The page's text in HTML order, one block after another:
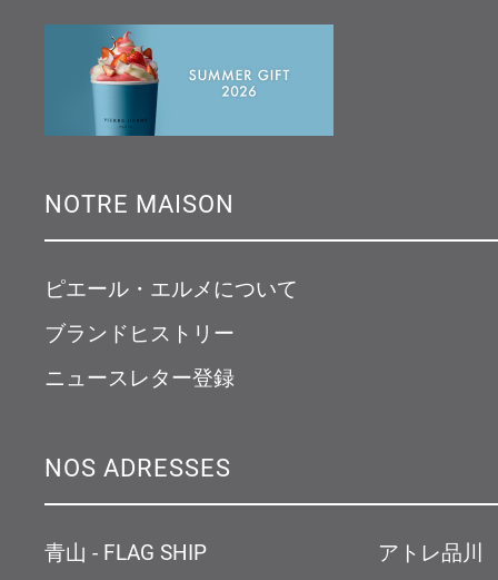
NOTRE MAISON
ピエール・エルメについて
ブランドヒストリー
ニュースレター登録
NOS ADRESSES
青山 - FLAG SHIP
アトレ品川